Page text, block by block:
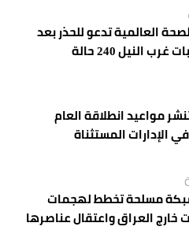
العالمية تدعو للحذر بعد
النيل 240 حالة
مواعيد انطلاقة العام
الإدارات المستثناة
مسلحة تخطط لهجمات
خارج العراق واعتقال عناصرها